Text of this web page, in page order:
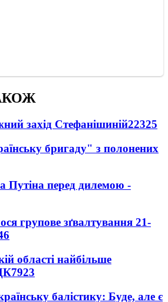
захід Стефанішиній22325
бригаду" з полонених
Путіна перед дилемою -
групове зґвалтування 21-
області найбільше
7923
балістику: Буде, але є